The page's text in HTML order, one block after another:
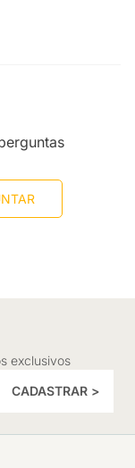
exclusivos
CADASTRAR >